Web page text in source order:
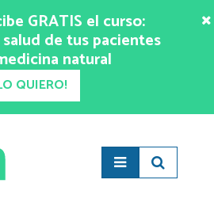
GRATIS el curso:
de tus pacientes
natural
QUIERO!